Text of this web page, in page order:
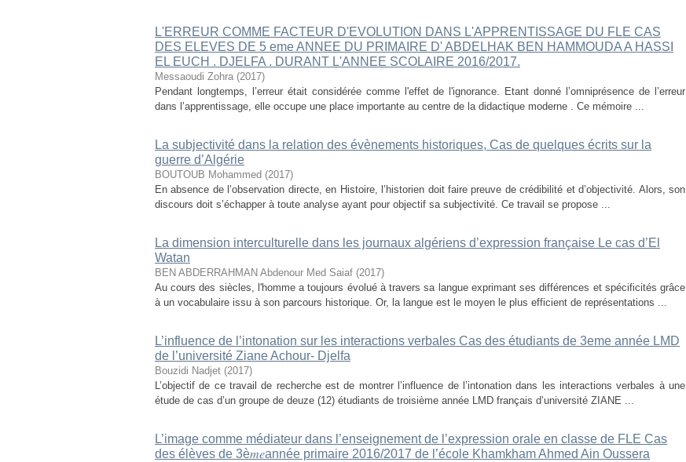
L'ERREUR COMME FACTEUR D'EVOLUTION DANS L'APPRENTISSAGE DU FLE CAS
DES ELEVES DE 5 eme ANNEE DU PRIMAIRE D' ABDELHAK BEN HAMMOUDA A HASSI
EL EUCH . DJELFA . DURANT L'ANNEE SCOLAIRE 2016/2017.
Messaoudi Zohra (2017)
Pendant longtemps, l’erreur était considérée comme l'effet de l'ignorance. Etant donné l’omniprésence de l’erreur
dans l’apprentissage, elle occupe une place importante au centre de la didactique moderne . Ce mémoire ...
La subjectivité dans la relation des évènements historiques, Cas de quelques écrits sur la
guerre d’Algérie
BOUTOUB Mohammed (2017)
En absence de l’observation directe, en Histoire, l’historien doit faire preuve de crédibilité et d’objectivité. Alors, son
discours doit s’échapper à toute analyse ayant pour objectif sa subjectivité. Ce travail se propose ...
La dimension interculturelle dans les journaux algériens d’expression française Le cas d’El
Watan
BEN ABDERRAHMAN Abdenour Med Saiaf (2017)
Au cours des siècles, l'homme a toujours évolué à travers sa langue exprimant ses différences et spécificités grâce
à un vocabulaire issu à son parcours historique. Or, la langue est le moyen le plus efficient de représentations ...
L’influence de l’intonation sur les interactions verbales Cas des étudiants de 3eme année LMD
de l’université Ziane Achour- Djelfa
Bouzidi Nadjet (2017)
L’objectif de ce travail de recherche est de montrer l’influence de l’intonation dans les interactions verbales à une
étude de cas d’un groupe de deuze (12) étudiants de troisième année LMD français d’université ZIANE ...
L’image comme médiateur dans l’enseignement de l’expression orale en classe de FLE Cas
des élèves de 3è𝑚𝑒année primaire 2016/2017 de l’école Khamkham Ahmed Ain Oussera